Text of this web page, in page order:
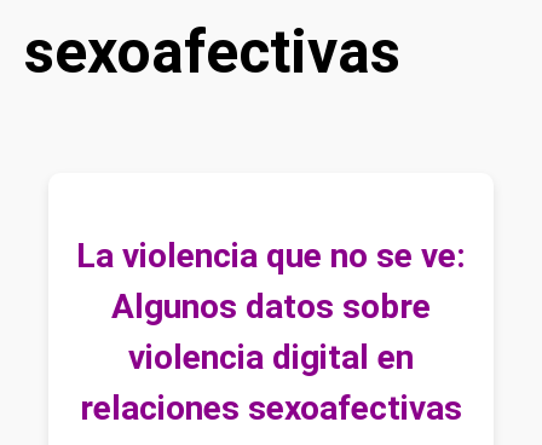
sexoafectivas
La violencia que no se ve:
Algunos datos sobre
violencia digital en
relaciones sexoafectivas